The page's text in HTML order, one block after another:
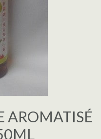
AROMATISÉ